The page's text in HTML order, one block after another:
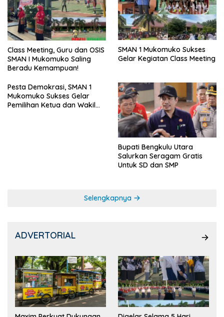
Class Meeting, Guru dan OSIS
SMAN I Mukomuko Saling
Beradu Kemampuan!
SMAN 1 Mukomuko Sukses
Gelar Kegiatan Class Meeting
Pesta Demokrasi, SMAN 1
Mukomuko Sukses Gelar
Pemilihan Ketua dan Wakil
Bupati Bengkulu Utara
Salurkan Seragam Gratis
Untuk SD dan SMP
Selengkapnya
ADVERTORIAL